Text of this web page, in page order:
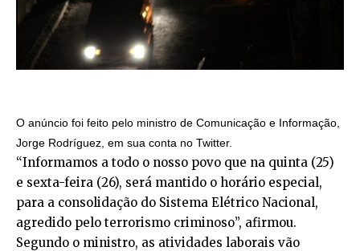
O anúncio foi feito pelo ministro de Comunicação e Informação,
Jorge Rodríguez, em sua conta no Twitter.
“Informamos a todo o nosso povo que na quinta (25)
e sexta-feira (26), será mantido o horário especial,
para a consolidação do Sistema Elétrico Nacional,
agredido pelo terrorismo criminoso”, afirmou.
Segundo o ministro, as atividades laborais vão